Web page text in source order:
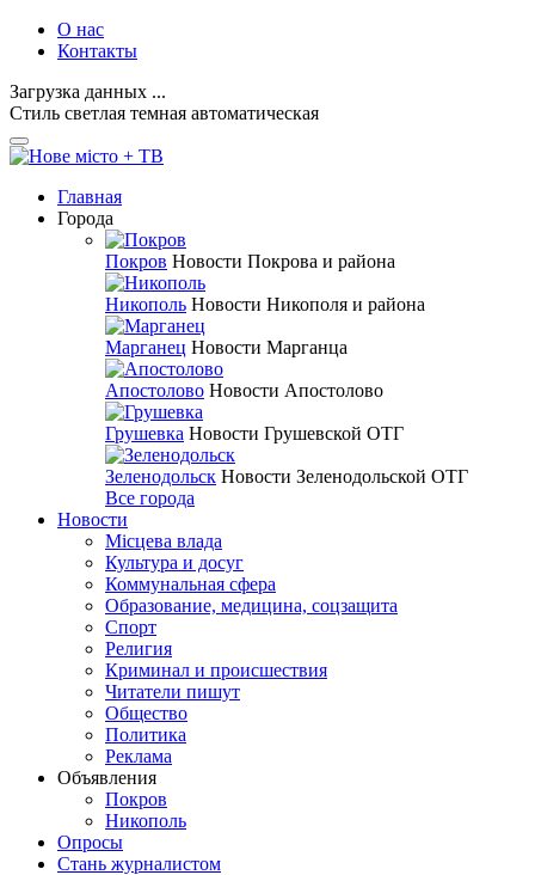
О нас
Контакты
Загрузка данных ...
Стиль светлая темная автоматическая
Главная
Города
Покров Новости Покрова и района
Никополь Новости Никополя и района
Марганец Новости Марганца
Апостолово Новости Апостолово
Грушевка Новости Грушевской ОТГ
Зеленодольск Новости Зеленодольской ОТГ
Все города
Новости
Місцева влада
Культура и досуг
Коммунальная сфера
Образование, медицина, соцзащита
Спорт
Религия
Криминал и происшествия
Читатели пишут
Общество
Политика
Реклама
Объявления
Покров
Никополь
Опросы
Стань журналистом